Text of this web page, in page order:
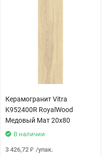
Керамогранит Vitra
K952400R RoyalWood
Медовый Мат 20х80
В наличии
3 426,72 ₽ /упак.